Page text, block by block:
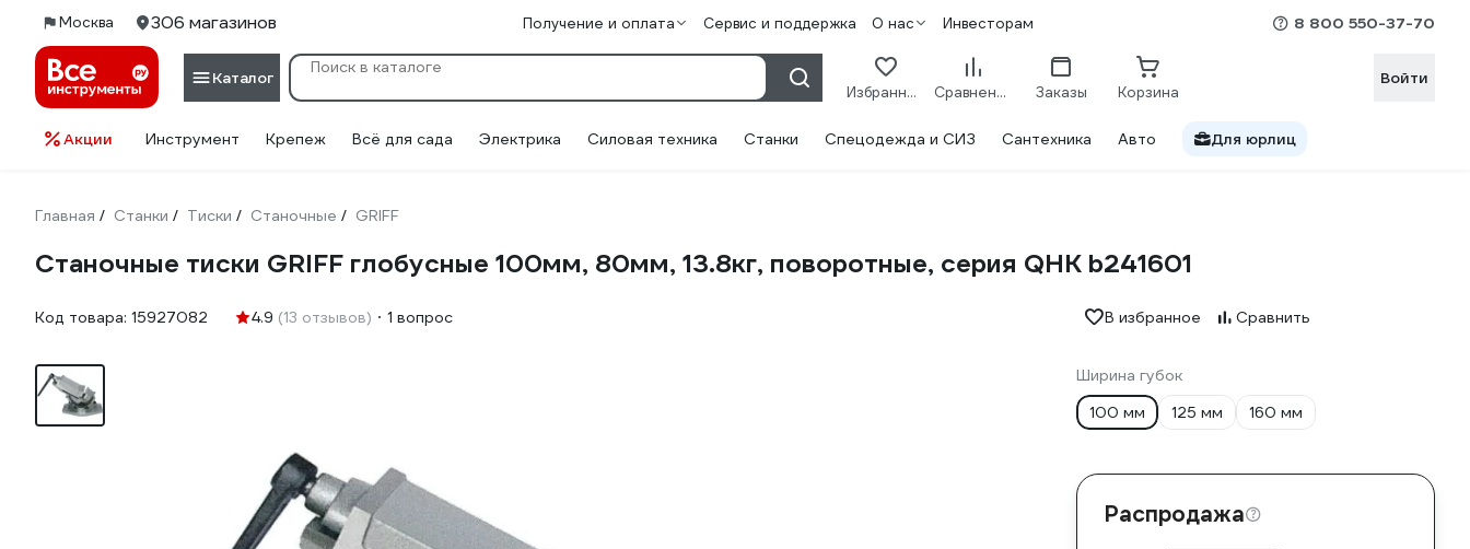
Москва 306 магазинов Получение и оплата Сервис и поддержка О нас Инвесторам 8 800 550-37-70
Каталог
Избранное Сравнение Заказы Корзина
Войти
Акции Инструмент Крепеж Всё для сада Электрика Силовая техника Станки Спецодежда и СИЗ Сантехника Авто Для юрлиц
Главная / Станки / Тиски / Станочные / GRIFF
Станочные тиски GRIFF глобусные 100мм, 80мм, 13.8кг, поворотные, серия QHK b241601
Код товара: 15927082 4.9 (13 отзывов) 1 вопрос В избранное Сравнить
Ширина губок
100 мм
125 мм 160 мм
Распродажа